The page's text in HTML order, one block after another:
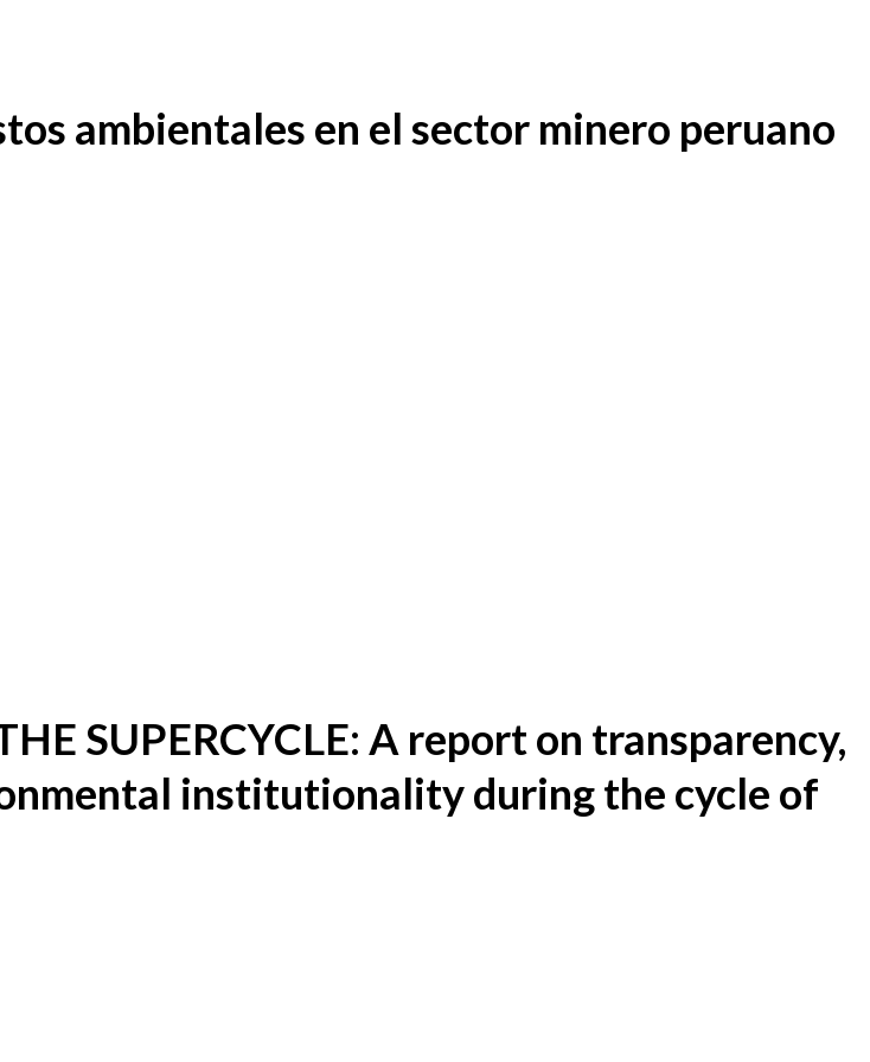
ambientales en el sector minero peruano
SUPERCYCLE: A report on transparency,
institutionality during the cycle of